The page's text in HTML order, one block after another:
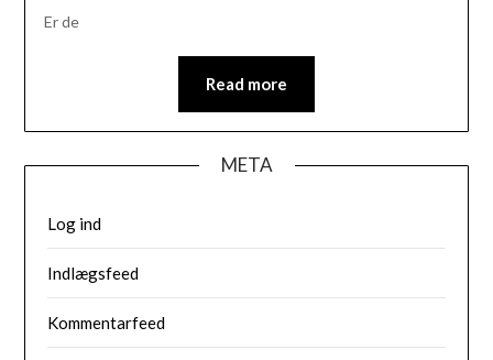
Er de
Read more
META
Log ind
Indlægsfeed
Kommentarfeed